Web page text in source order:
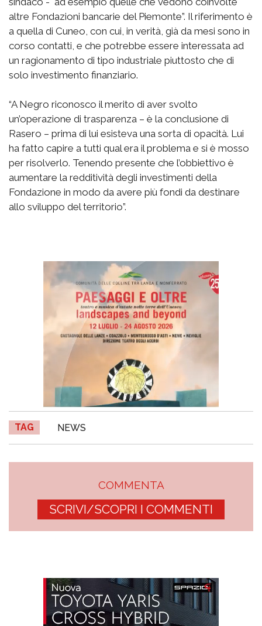
altre Fondazioni bancarie del Piemonte”. Il riferimento è
a quella di Cuneo, con cui, in verità, già da mesi sono in
corso contatti, e che potrebbe essere interessata ad
un ragionamento di tipo industriale piuttosto che di
solo investimento finanziario.
“A Negro riconosco il merito di aver svolto
un’operazione di trasparenza – è la conclusione di
Rasero – prima di lui esisteva una sorta di opacità. Lui
ha fatto capire a tutti qual era il problema e si è mosso
per risolverlo. Tenendo presente che l’obbiettivo è
aumentare la redditività degli investimenti della
Fondazione in modo da avere più fondi da destinare
allo sviluppo del territorio”.
TAG NEWS
COMMENTA
SCRIVI/SCOPRI I COMMENTI